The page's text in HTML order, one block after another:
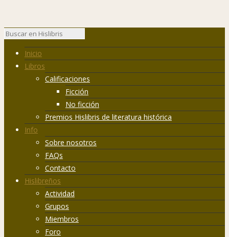
Inicio
Libros
Calificaciones
Ficción
No ficción
Premios Hislibris de literatura histórica
Info
Sobre nosotros
FAQs
Contacto
Hislibreños
Actividad
Grupos
Miembros
Foro